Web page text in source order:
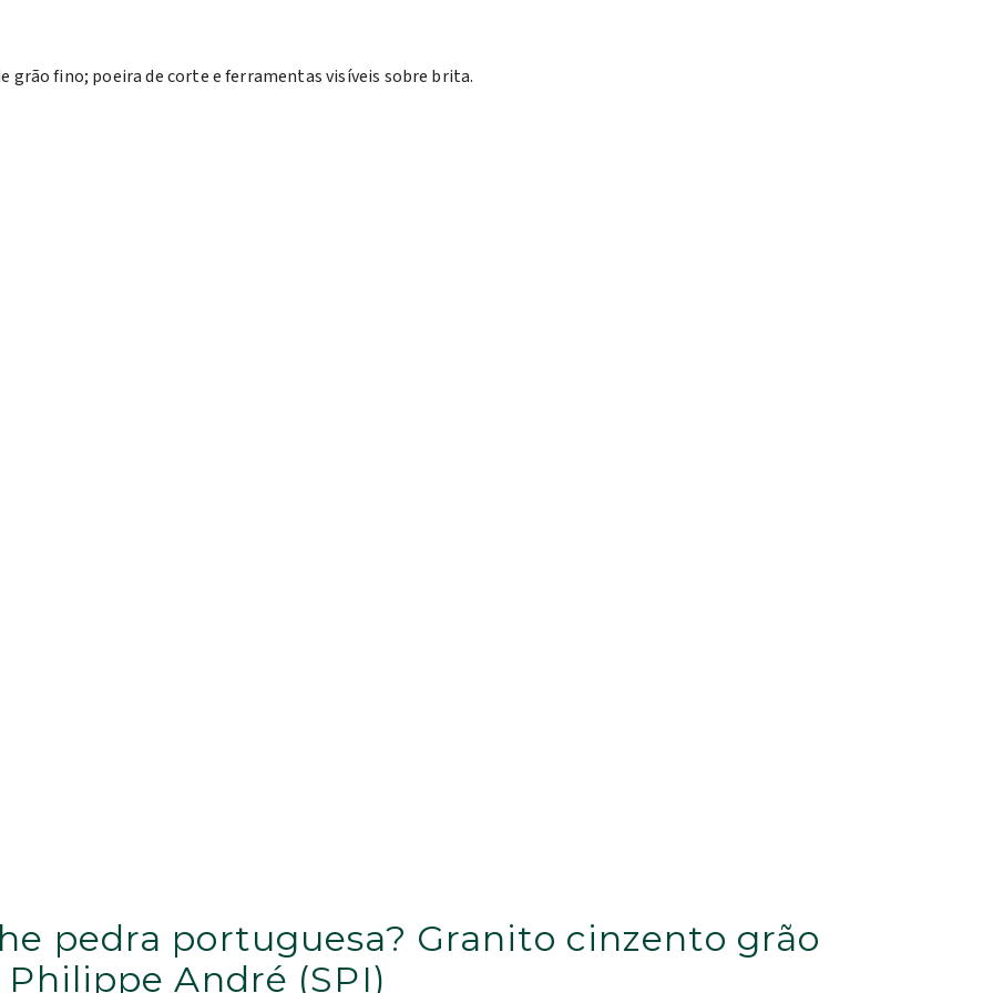
pedra portuguesa? Granito cinzento grão
André (SPI)